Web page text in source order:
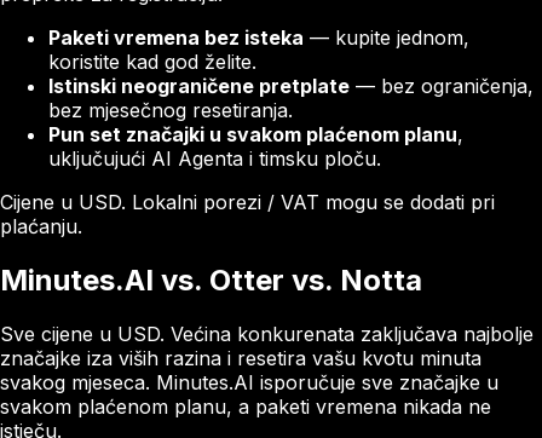
Paketi vremena bez isteka — kupite jednom,
koristite kad god želite.
Istinski neograničene pretplate — bez ograničenja,
bez mjesečnog resetiranja.
Pun set značajki u svakom plaćenom planu,
uključujući AI Agenta i timsku ploču.
Cijene u USD. Lokalni porezi / VAT mogu se dodati pri
plaćanju.
Minutes.AI vs. Otter vs. Notta
Sve cijene u USD. Većina konkurenata zaključava najbolje
značajke iza viših razina i resetira vašu kvotu minuta
svakog mjeseca. Minutes.AI isporučuje sve značajke u
svakom plaćenom planu, a paketi vremena nikada ne
istječu.